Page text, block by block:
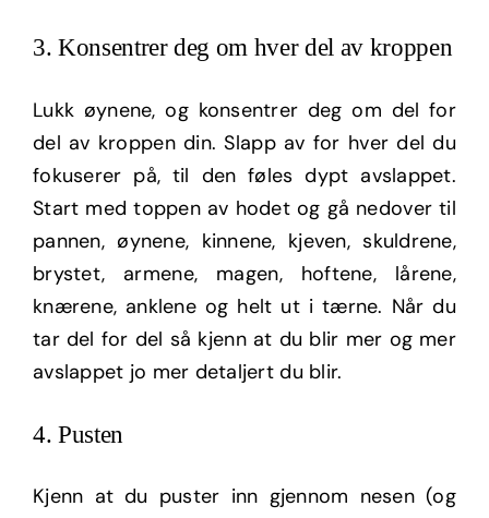
3. Konsentrer deg om hver del av kroppen
Lukk øynene, og konsentrer deg om del for
del av kroppen din. Slapp av for hver del du
fokuserer på, til den føles dypt avslappet.
Start med toppen av hodet og gå nedover til
pannen, øynene, kinnene, kjeven, skuldrene,
brystet, armene, magen, hoftene, lårene,
knærene, anklene og helt ut i tærne. Når du
tar del for del så kjenn at du blir mer og mer
avslappet jo mer detaljert du blir.
4. Pusten
Kjenn at du puster inn gjennom nesen (og